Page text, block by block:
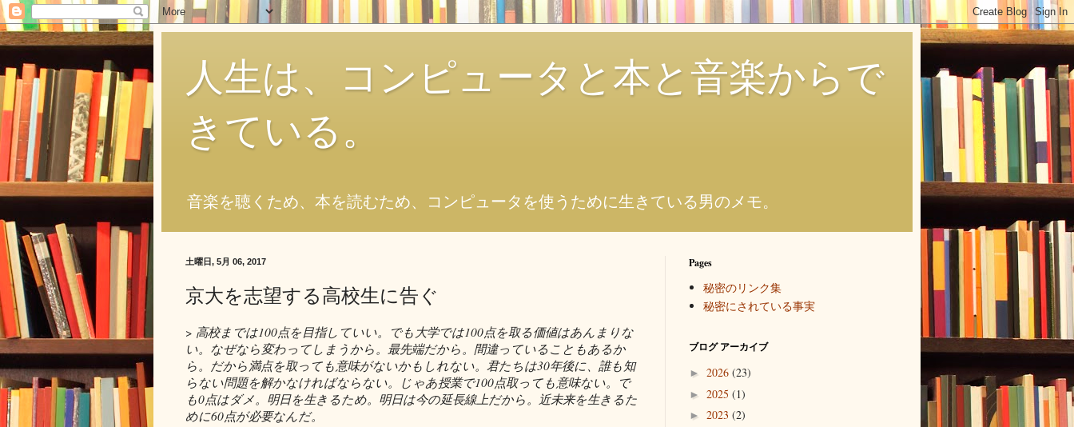
人生は、コンピュータと本と音楽からで
きている。
音楽を聴くため、本を読むため、コンピュータを使うために生きている男のメモ。
土曜日, 5月 06, 2017
京大を志望する高校生に告ぐ
> 高校までは100点を目指していい。でも大学では100点を取る価値はあんまりな
い。なぜなら変わってしまうから。最先端だから。間違っていることもあるか
ら。だから満点を取っても意味がないかもしれない。君たちは30年後に、誰も知
らない問題を解かなければならない。じゃあ授業で100点取っても意味ない。で
も0点はダメ。明日を生きるため。明日は今の延長線上だから。近未来を生きるた
めに60点が必要なんだ。
Pages
秘密のリンク集
秘密にされている事実
ブログ アーカイブ
► 2026 (23)
► 2025 (1)
► 2023 (2)